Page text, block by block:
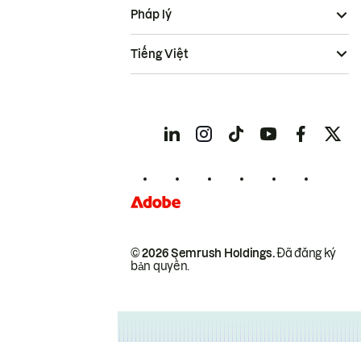
© 2026 Semrush Holdings.Đã đăng ký
bản quyền.
Pháp lý
Tiếng Việt